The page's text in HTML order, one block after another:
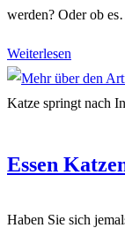
werden? Oder ob
Weiterlesen
Katzen
Wurst
Katze springt nach
Essen
Haben Sie sich